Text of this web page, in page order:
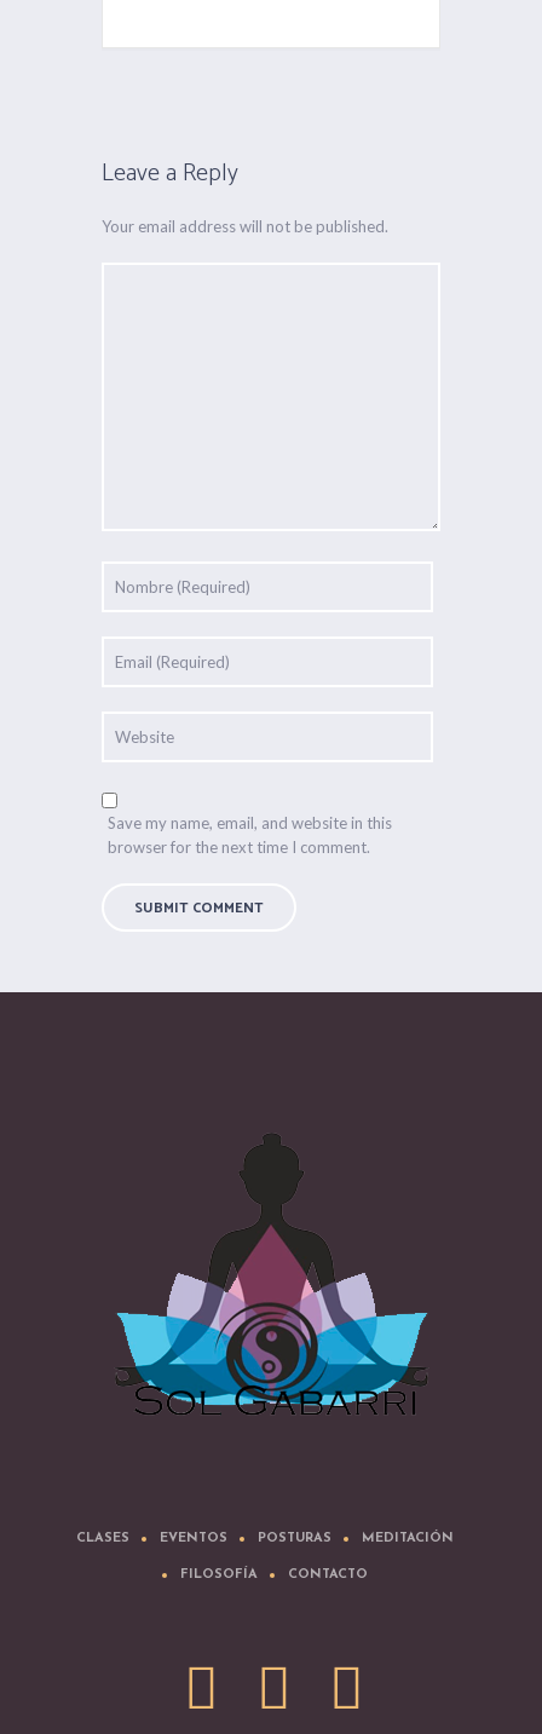
Leave a Reply
Your email address will not be published.
Save my name, email, and website in this
browser for the next time I comment.
CLASES EVENTOS POSTURAS MEDITACIÓN
FILOSOFÍA CONTACTO